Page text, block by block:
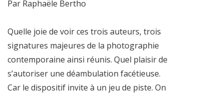
Par Raphaële Bertho
Quelle joie de voir ces trois auteurs, trois
signatures majeures de la photographie
contemporaine ainsi réunis. Quel plaisir de
s’autoriser une déambulation facétieuse.
Car le dispositif invite à un jeu de piste. On